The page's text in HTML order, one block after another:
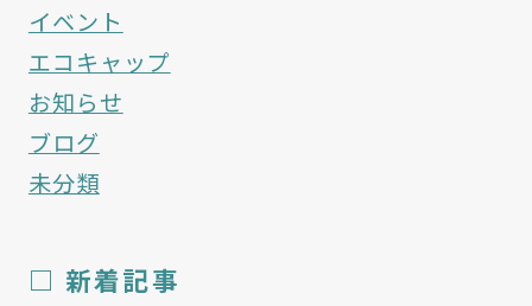
イベント
エコキャップ
お知らせ
ブログ
未分類
□ 新着記事